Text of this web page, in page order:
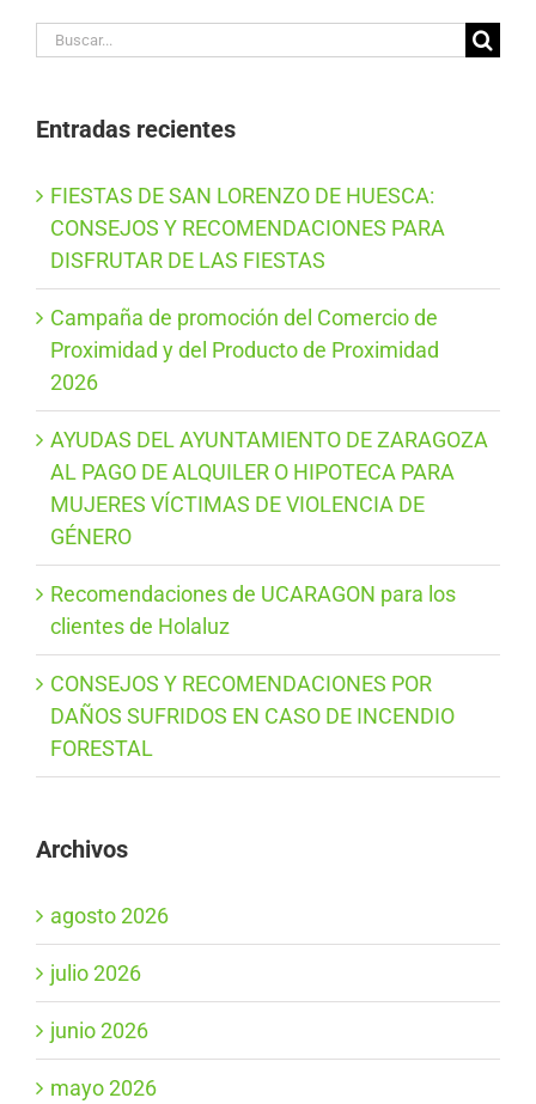
Buscar:
Entradas recientes
FIESTAS DE SAN LORENZO DE HUESCA:
CONSEJOS Y RECOMENDACIONES PARA
DISFRUTAR DE LAS FIESTAS
Campaña de promoción del Comercio de
Proximidad y del Producto de Proximidad
2026
AYUDAS DEL AYUNTAMIENTO DE ZARAGOZA
AL PAGO DE ALQUILER O HIPOTECA PARA
MUJERES VÍCTIMAS DE VIOLENCIA DE
GÉNERO
Recomendaciones de UCARAGON para los
clientes de Holaluz
CONSEJOS Y RECOMENDACIONES POR
DAÑOS SUFRIDOS EN CASO DE INCENDIO
FORESTAL
Archivos
agosto 2026
julio 2026
junio 2026
mayo 2026